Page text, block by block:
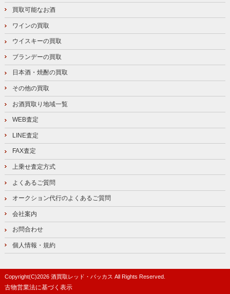
買取可能なお酒
ワインの買取
ウイスキーの買取
ブランデーの買取
日本酒・焼酎の買取
その他の買取
お酒買取り地域一覧
WEB査定
LINE査定
FAX査定
上乗せ査定方式
よくあるご質問
オークション代行のよくあるご質問
会社案内
お問合わせ
個人情報・規約
Copyright(C)2026 酒買取レッド・バッカス All Rights Reserved.
古物営業法に基づく表示